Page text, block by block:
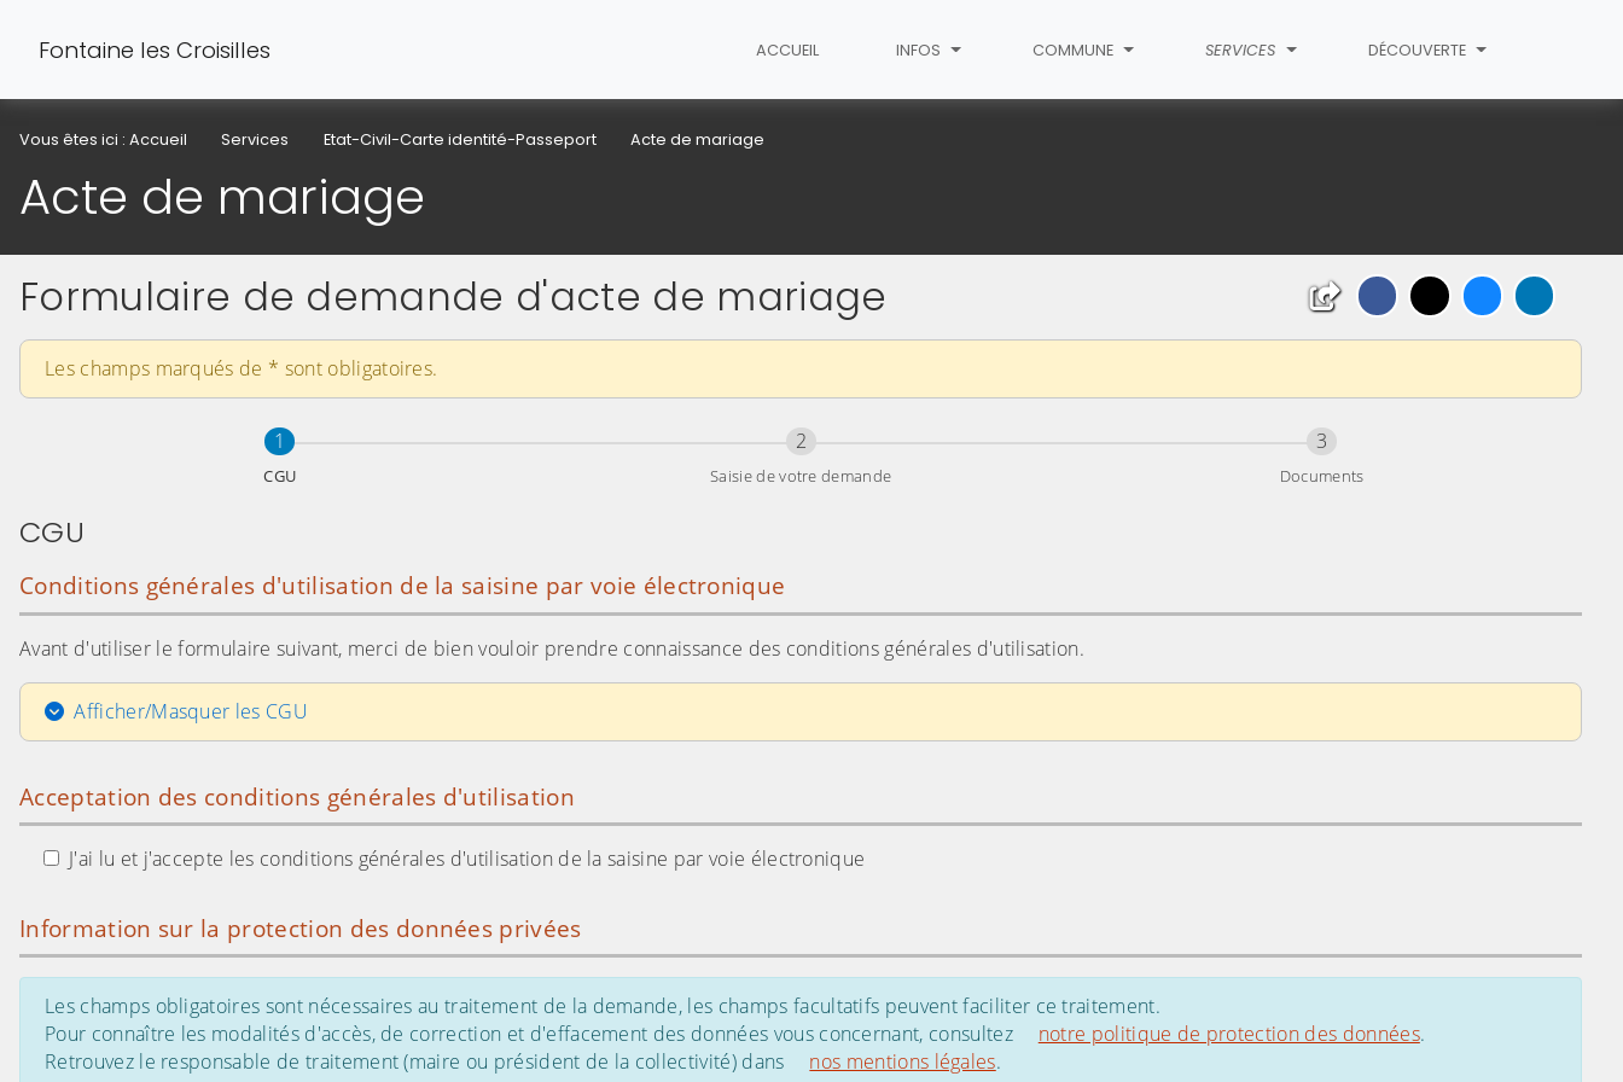
Fontaine les Croisilles ACCUEIL INFOS COMMUNE SERVICES DÉCOUVERTE
Vous êtes ici : Accueil Services Etat-Civil-Carte identité-Passeport Acte de mariage
Acte de mariage
Formulaire de demande d'acte de mariage
Les champs marqués de * sont obligatoires.
Étape
1 sur 3
CGU
Étape
2sur 3
Saisie de votre demande
Étape
3
Documents
CGU
Conditions générales d'utilisation de la saisine par voie électronique
Avant d'utiliser le formulaire suivant, merci de bien vouloir prendre connaissance des conditions générales d'utilisation.
Afficher/Masquer les CGU
Acceptation des conditions générales d'utilisation
J'ai lu et j'accepte les conditions générales d'utilisation de la saisine par voie électronique
Information sur la protection des données privées
Les champs obligatoires sont nécessaires au traitement de la demande, les champs facultatifs peuvent faciliter ce traitement.
Pour connaître les modalités d'accès, de correction et d'effacement des données vous concernant, consultez
notre politique de protection des données.
Retrouvez le responsable de traitement (maire ou président de la collectivité) dans
nos mentions légales.